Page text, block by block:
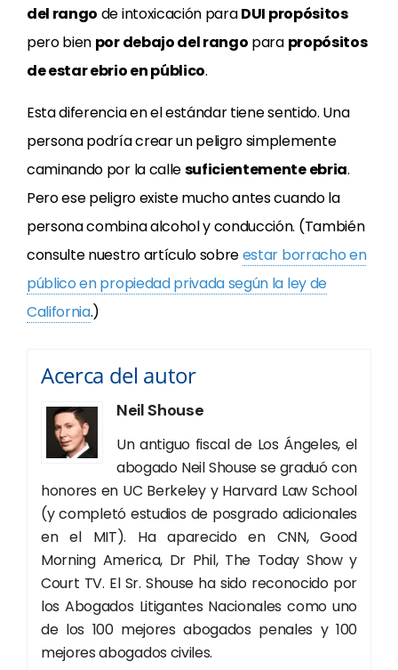
del rango de intoxicación paraDUI propósitos
pero bien por debajo del rango para propósitos
de estar ebrio en público.
Esta diferencia en el estándar tiene sentido. Una
persona podría crear un peligro simplemente
caminando por la callesuficientemente ebria.
Pero ese peligro existe mucho antes cuando la
persona combina alcohol y conducción. (También
consulte nuestro artículo sobreestar borracho en
público en propiedad privada según la ley de
California.)
Acerca del autor
Neil Shouse
Un antiguo fiscal de Los Ángeles, el
abogado Neil Shouse se graduó con
honores en UC Berkeley y Harvard Law School
(y completó estudios de posgrado adicionales
en el MIT). Ha aparecido en CNN, Good
Morning America, Dr Phil, The Today Show y
Court TV. El Sr. Shouse ha sido reconocido por
los Abogados Litigantes Nacionales como uno
de los 100 mejores abogados penales y 100
mejores abogados civiles.